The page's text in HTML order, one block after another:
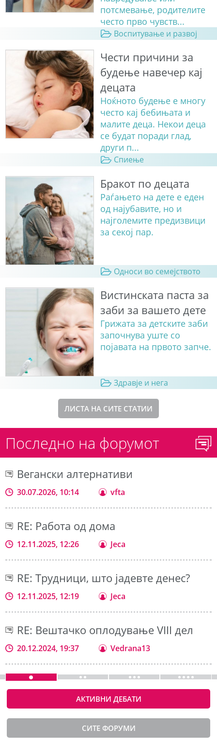
потсмевање, родителите
често прво чувств...
Воспитување и развој
Чести причини за
будење навечер кај
децата
Ноќното будење е многу
често кај бебињата и
малите деца. Некои деца
се будат поради глад,
други п...
Спиење
Бракот по децата
Раѓањето на дете е еден
од најубавите, но и
најголемите предизвици
за секој пар.
Односи во семејството
Вистинската паста за
заби за вашето дете
Грижата за детските заби
започнува уште со
појавата на првото запче.
Здравје и нега
ЛИСТА НА СИТЕ СТАТИИ
Последно на форумот
Вегански алтернативи
30.07.2026, 10:14 vfta
RE: Работа од дома
12.11.2025, 12:26 Jeca
RE: Трудници, што јадевте денес?
12.11.2025, 12:19 Jeca
RE: Вештачко оплодување VIII дел
20.12.2024, 19:37 Vedrana13
АКТИВНИ ДЕБАТИ
СИТЕ ФОРУМИ